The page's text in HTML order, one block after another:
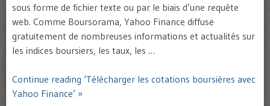
sous forme de fichier texte ou par le biais d’une requête
web. Comme Boursorama, Yahoo Finance diffuse
gratuitement de nombreuses informations et actualités sur
les indices boursiers, les taux, les …
Continue reading ‘Télécharger les cotations boursières avec
Yahoo Finance’ »